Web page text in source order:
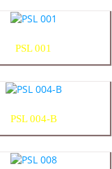
PSL 001
PSL 004-B